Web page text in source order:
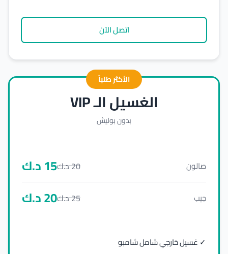
اتصل الآن
الأكثر طلباً
الغسيل الـ VIP
بدون بوليش
صالون 20د.ك15د.ك
جيب 25د.ك20د.ك
✓ غسيل خارجي شامل شامبو